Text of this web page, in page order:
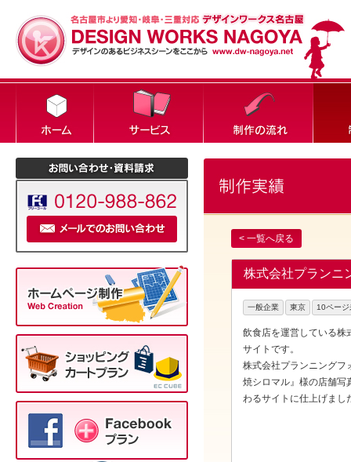
< 一覧へ戻る
株式会社プランニ
一般企業 東京 10ページ
飲食店を運営している株
サイトです。
株式会社プランニングフ
焼シロマル』様の店舗写
わるサイトに仕上げまし